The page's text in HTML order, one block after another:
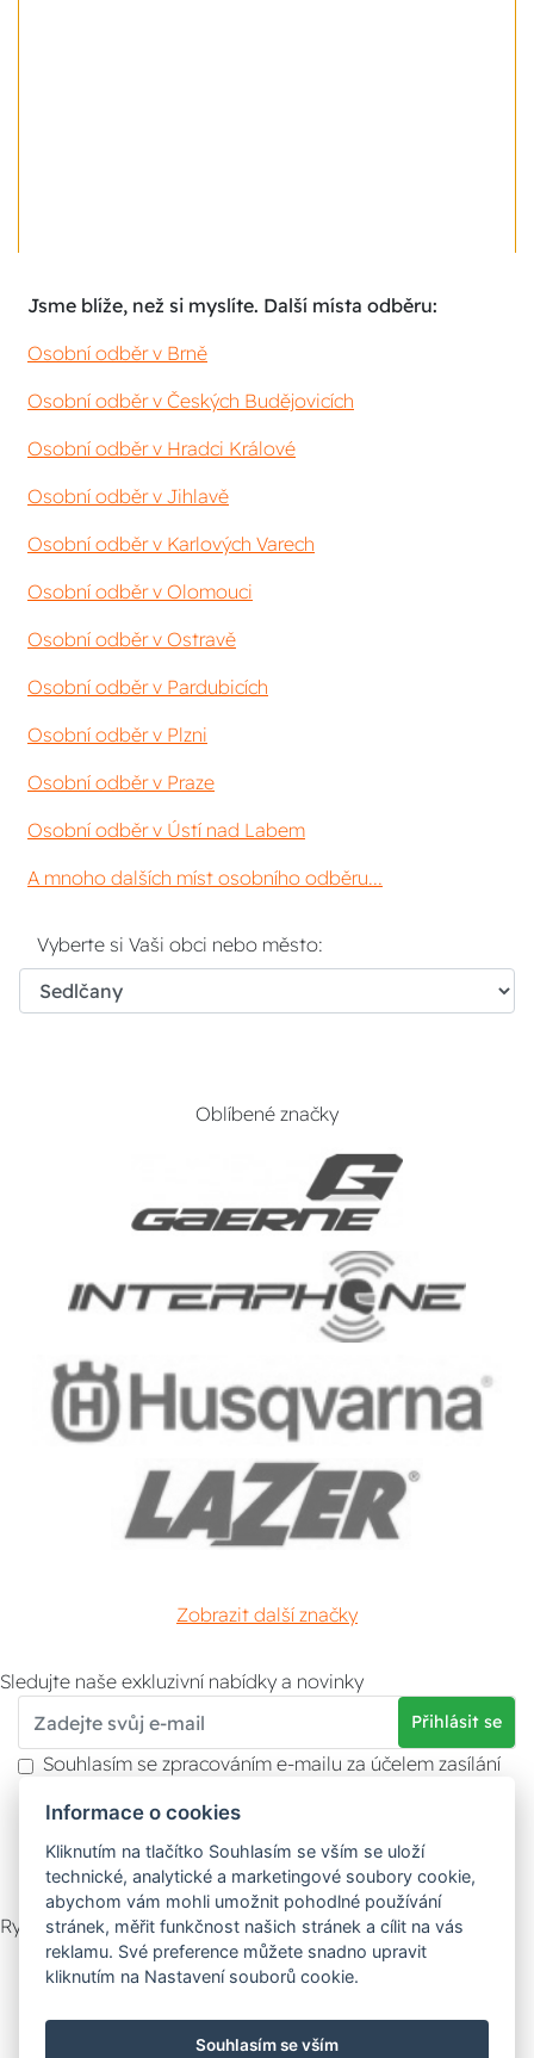
Jsme blíže, než si myslíte. Další místa odběru:
Osobní odběr v Brně
Osobní odběr v Českých Budějovicích
Osobní odběr v Hradci Králové
Osobní odběr v Jihlavě
Osobní odběr v Karlových Varech
Osobní odběr v Olomouci
Osobní odběr v Ostravě
Osobní odběr v Pardubicích
Osobní odběr v Plzni
Osobní odběr v Praze
Osobní odběr v Ústí nad Labem
A mnoho dalších míst osobního odběru...
Vyberte si Vaši obci nebo město:
Oblíbené značky
Zobrazit další značky
Sledujte naše exkluzivní nabídky a novinky
Přihlásit se
Souhlasím se zpracováním e-mailu za účelem zasílání
Více informací naleznete v
údajů . Souhlas můžete kdykoliv odvolat.
Rychlý kontakt
Zákaznický servis Vyzvednutí zboží
Informace o cookies
Kliknutím na tlačítko Souhlasím se vším se uloží
technické, analytické a marketingové soubory cookie,
abychom vám mohli umožnit pohodlné používání
stránek, měřit funkčnost našich stránek a cílit na vás
reklamu. Své preference můžete snadno upravit
kliknutím na Nastavení souborů cookie.
Souhlasím se vším